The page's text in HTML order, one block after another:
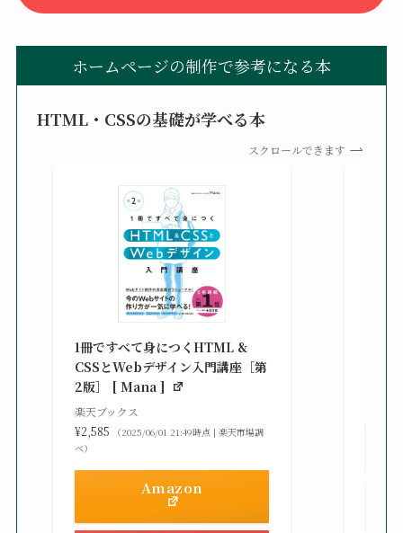
ホームページの制作で参考になる本
HTML・CSSの基礎が学べる本
スクロールできます
1冊ですべて身につくHTML &
CSSとWebデザイン入門講座［第
2版］ [ Mana ]
楽天ブックス
¥2,585
（2025/06/01 21:49時点 | 楽天市場調
べ）
Amazon